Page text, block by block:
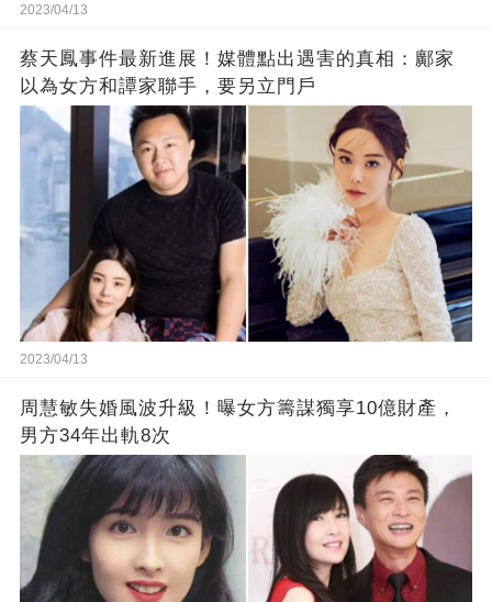
2023/04/13
蔡天鳳事件最新進展！媒體點出遇害的真相：鄺家
以為女方和譚家聯手，要另立門戶
2023/04/13
周慧敏失婚風波升級！曝女方籌謀獨享10億財產，
男方34年出軌8次